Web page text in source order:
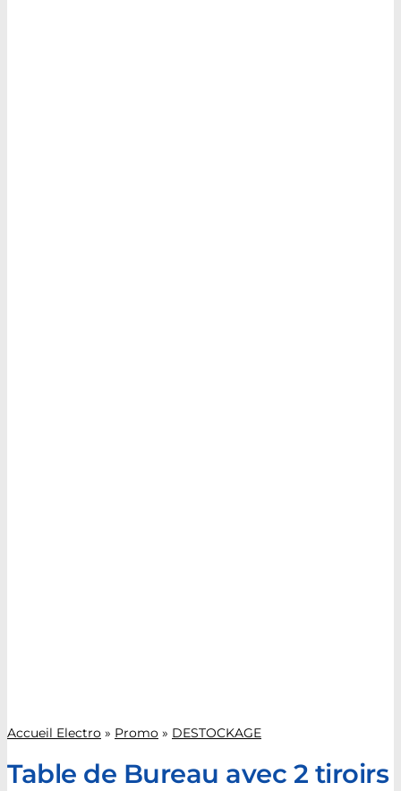
Accueil Electro » Promo » DESTOCKAGE
Table de Bureau avec 2 tiroirs